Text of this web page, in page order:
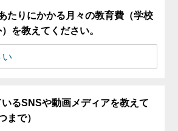
たりにかかる月々の教育費（学校
を教えてください。
るSNSや動画メディアを教えて
まで）